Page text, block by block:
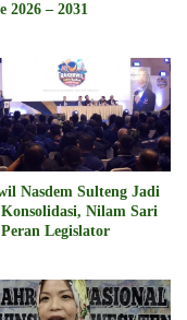
2026 – 2031
Nasdem Sulteng Jadi
Nilam Sari
Legislator